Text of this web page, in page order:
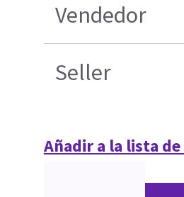
Vendedor
Seller
Añadir a la lista de